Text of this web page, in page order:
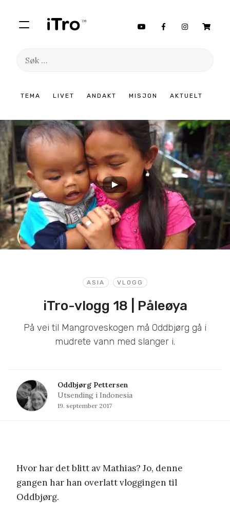
TEMA LIVET ANDAKT MISJON AKTUELT
Søk
innhold
ASIA VLOGG
iTro-vlogg 18 | Påleøya
På vei til Mangroveskogen må Oddbjørg gå i
mudrete vann med slanger i.
Oddbjørg Pettersen
Utsending i Indonesia
19. september 2017
Hvor har det blitt av Mathias? Jo, denne
gangen har han overlatt vloggingen til
Oddbjørg.